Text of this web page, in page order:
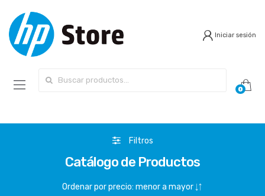
Iniciar sesión
0
Filtros
Catálogo de Productos